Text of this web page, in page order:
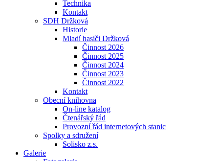
Technika
Kontakt
SDH Držková
Historie
Mladí hasiči Držková
Činnost 2026
Činnost 2025
Činnost 2024
Činnost 2023
Činnost 2022
Kontakt
Obecní knihovna
On-line katalog
Čtenářský řád
Provozní řád internetových stanic
Spolky a sdružení
Solisko z.s.
Galerie